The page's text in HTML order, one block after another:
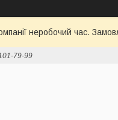
неробочий час.
79-99